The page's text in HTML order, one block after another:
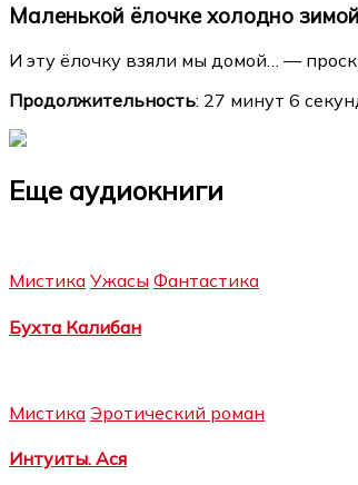
Маленькой ёлочке холодно зимой
И эту ёлочку взяли мы домой… —
Продолжительность: 27 минут 6
Еще аудиокниги
Мистика Ужасы Фантастика
Бухта Калибан
Мистика Эротический роман
Интуиты. Ася